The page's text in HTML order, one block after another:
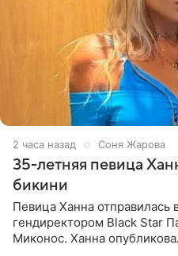
2 часа назад Соня Жарова
35-летняя певица
бикини
Певица Ханна отправилась
гендиректором Black Star
Миконос. Ханна